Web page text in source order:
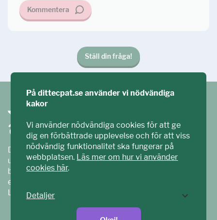
Kommentera
Ställ din fråga!
Ditt ECPAT har tagits fram tillsammans med barn och
unga. Vi är en del av ECPAT Sverige – en
barnrättsorganisation som arbetar mot sexuell
exploatering av barn.
Läs mer påecpat.se
På dittecpat.se använder vi nödvändiga
kakor
Vi använder nödvändiga cookies för att ge
dig en förbättrade upplevelse och för att viss
nödvändig funktionalitet ska fungerar på
webbplatsen. Läs mer om hur vi använder
cookies här.
Detaljer